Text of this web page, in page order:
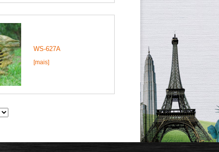
WS-627A
[mais]